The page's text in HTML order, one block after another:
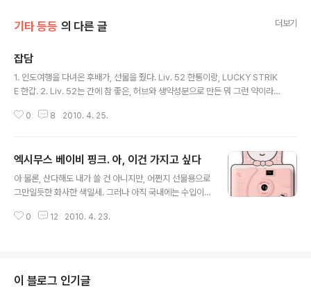
기타 등등 의 다른 글 더보기
잡담
1. 인도여행을 다녀온 후배가, 선물을 줬다. Liv. 52 한통이랑, LUCKY STRIK
E 한갑. 2. Liv. 52는 간에 참 좋은, 허브와 생약성분으로 만든 뭐 그런 약이라
않아보이는 유모양에게 딱 좋을 것 같고. 3. 럭키스트라이크는 누가 됐건 외국
에 적힌 LUCKY STRIKE라는 글자까지 태워줘야 할 것 같은 묘한 중압감이랄
까. 대학다닐때, 선배들이 그런 중압감을 심어줬지 싶다. 지금은 안보이지만, 그
땐 필터위쪽 담배가 끝나는 부분에 숫자가 적혀있었는데 그거까진 ..
0 8 2010. 4. 25.
엑시무스 베이비 핑크. 아, 이건 가지고 싶다
아 물론, 산다해도 내가 쓸 건 아니지만, 어쩐지 선물용으로
그만일듯한 화사한 색일세. 그러나 아직 국내에는 수입이
0 12 2010. 4. 23.
이 블로그 인기글